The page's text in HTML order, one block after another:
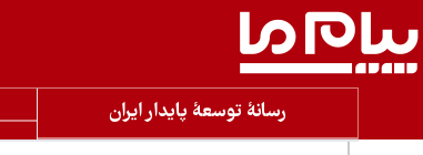
رسانۀ توسعۀ پایدار ایران